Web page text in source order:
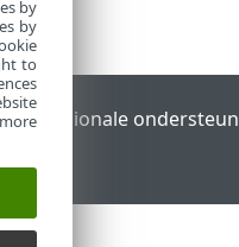
Regionale
by
by
to